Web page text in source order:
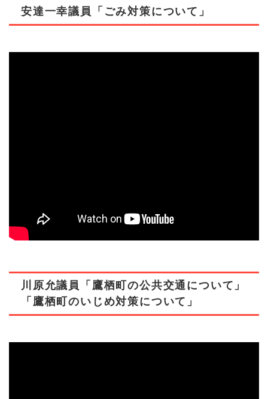
安達一幸議員「ごみ対策について」
川原允議員「鷹栖町の公共交通について」
「鷹栖町のいじめ対策について」